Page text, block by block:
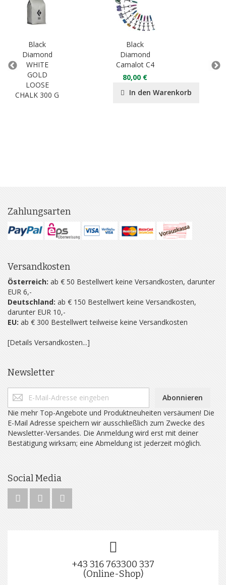
Black
Diamond
WHITE
GOLD
LOOSE
CHALK 300 G
Black
Diamond
Camalot C4
80,00 €
In den Warenkorb
Zahlungsarten
Versandkosten
Österreich: ab € 50 Bestellwert keine Versandkosten, darunter
EUR 6,-
Deutschland: ab € 150 Bestellwert keine Versandkosten,
darunter EUR 10,-
EU: ab € 300 Bestellwert teilweise keine Versandkosten
[Details Versandkosten...]
Newsletter
Abonnieren
Nie mehr Top-Angebote und Produktneuheiten versäumen! Die
E-Mail Adresse speichern wir ausschließlich zum Zwecke des
Newsletter-Versandes. Die Anmeldung wird erst mit deiner
Bestätigung wirksam; eine Abmeldung ist jederzeit möglich.
Social Media
+43 316 763300 337
(Online-Shop)